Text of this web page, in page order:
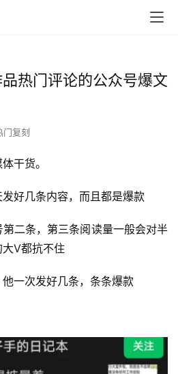
热门评论的公众号爆文
门复刻
干货。
好几条内容，而且都是爆款
二条，第三条阅读量一般会对半
V都抗不住
一次发好几条，条条爆款